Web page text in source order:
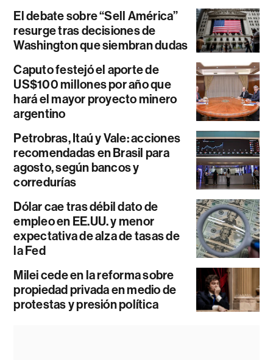
El debate sobre “Sell América”
resurge tras decisiones de
Washington que siembran dudas
Caputo festejó el aporte de
US$100 millones por año que
hará el mayor proyecto minero
argentino
Petrobras, Itaú y Vale: acciones
recomendadas en Brasil para
agosto, según bancos y
corredurías
Dólar cae tras débil dato de
empleo en EE.UU. y menor
expectativa de alza de tasas de
la Fed
Milei cede en la reforma sobre
propiedad privada en medio de
protestas y presión política